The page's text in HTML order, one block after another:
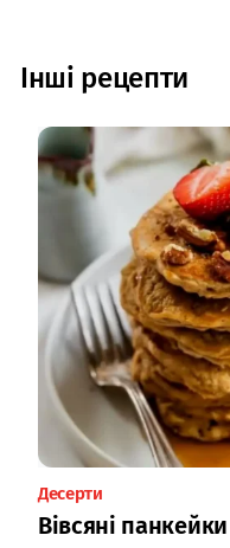
Інші рецепти
Десерти
Вівсяні панкейки